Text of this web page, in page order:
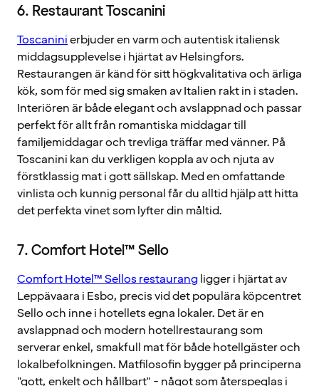
6. Restaurant Toscanini
Toscaninierbjuder en varm och autentisk italiensk
middagsupplevelse i hjärtat av Helsingfors.
Restaurangen är känd för sitt högkvalitativa och ärliga
kök, som för med sig smaken av Italien rakt in i staden.
Interiören är både elegant och avslappnad och passar
perfekt för allt från romantiska middagar till
familjemiddagar och trevliga träffar med vänner. På
Toscanini kan du verkligen koppla av och njuta av
förstklassig mat i gott sällskap. Med en omfattande
vinlista och kunnig personal får du alltid hjälp att hitta
det perfekta vinet som lyfter din måltid.
7. Comfort Hotel™ Sello
Comfort Hotel™ Sellos restaurangligger i hjärtat av
Leppävaara i Esbo, precis vid det populära köpcentret
Sello och inne i hotellets egna lokaler. Det är en
avslappnad och modern hotellrestaurang som
serverar enkel, smakfull mat för både hotellgäster och
lokalbefolkningen. Matfilosofin bygger på principerna
"gott, enkelt och hållbart" - något som återspeglas i